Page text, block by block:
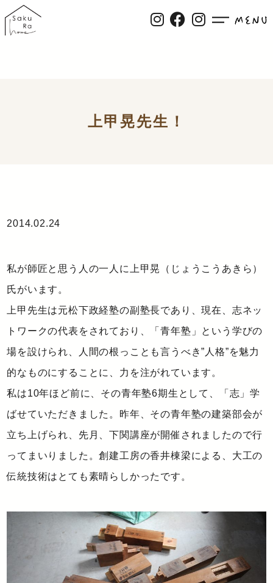
上甲晃先生！
2014.02.24
私が師匠と思う人の一人に上甲晃（じょうこうあきら）
氏がいます。
上甲先生は元松下政経塾の副塾長であり、現在、志ネッ
トワークの代表をされており、「青年塾」という学びの
場を設けられ、人間の根っことも言うべき”人格”を魅力
的なものにすることに、力を注がれています。
私は10年ほど前に、その青年塾6期生として、「志」学
ばせていただきました。昨年、その青年塾の建築部会が
立ち上げられ、先月、下関講座が開催されましたので行
ってまいりました。創建工房の香井棟梁による、大工の
伝統技術はとても素晴らしかったです。